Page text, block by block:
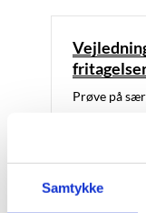
Samtykke
Prøve på